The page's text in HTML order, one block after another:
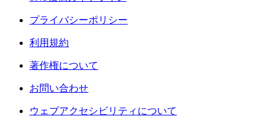
プライバシーポリシー
利用規約
著作権について
お問い合わせ
ウェブアクセシビリティについて